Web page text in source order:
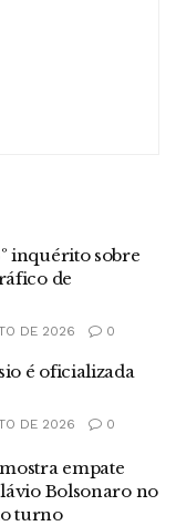
inquérito sobre
de
DE 2026 0
é oficializada
DE 2026 0
empate
Bolsonaro no
turno